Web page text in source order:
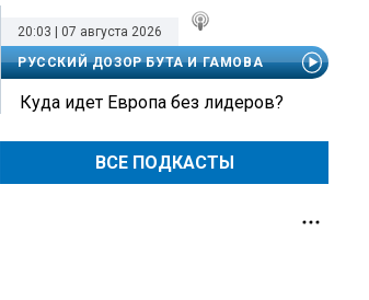
20:03 | 07 августа 2026
РУССКИЙ ДОЗОР БУТА И ГАМОВА
Куда идет Европа без лидеров?
ВСЕ ПОДКАСТЫ